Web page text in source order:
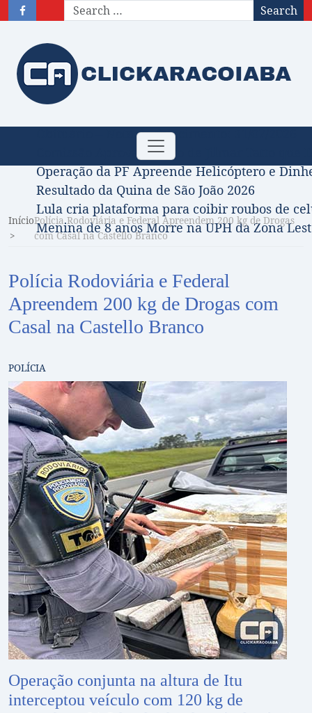
Search
Toggle
navigation
Obituário – Nota de falecimento: 31/07/2026
Comissão Aprova Projeto de Jilmar Tatto
Operação da PF Apreende Helicóptero e
Resultado da Quina de São João 2026
Lula cria plataforma para coibir roubos de
Menina de 8 anos Morre na UPH da Zona
InícioPolícia Rodoviária e Federal Apreendem 200 kg de Drogas
com Casal na Castello Branco
Polícia Rodoviária e Federal
Apreendem 200 kg de Drogas com
Casal na Castello Branco
POLÍCIA
Operação conjunta na altura de Itu
interceptou veículo com 120 kg de